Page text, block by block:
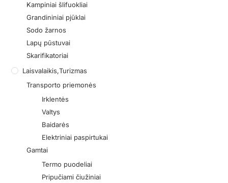
Kampiniai šlifuokliai
Grandininiai pjūklai
Sodo žarnos
Lapų pūstuvai
Skarifikatoriai
Laisvalaikis,turizmas
Transporto priemonės
Irklentės
Valtys
Baidarės
Elektriniai paspirtukai
Gamtai
Termo puodeliai
Pripučiami čiužiniai